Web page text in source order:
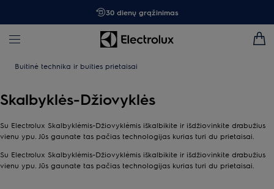
30 dienų grąžinimas
Buitinė technika ir buities prietaisai
Skalbyklės-Džiovyklės
Su Electrolux Skalbyklėmis-Džiovyklėmis iškalbikite ir išdžiovinkite drabužius
vienu ypu. Jūs gaunate tas pačias technologijas kurias turi du prietaisai.
Su Electrolux Skalbyklėmis-Džiovyklėmis iškalbikite ir išdžiovinkite drabužius
vienu ypu. Jūs gaunate tas pačias technologijas kurias turi du prietaisai.